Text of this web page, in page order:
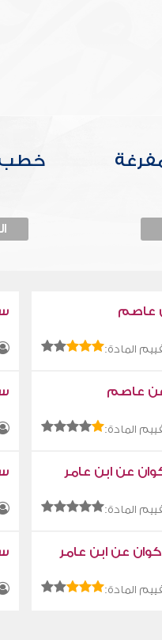
خطب
عاصم
المادة:
عن عاصم
المادة:
عن ابن عامر
المادة:
عن ابن عامر
المادة: